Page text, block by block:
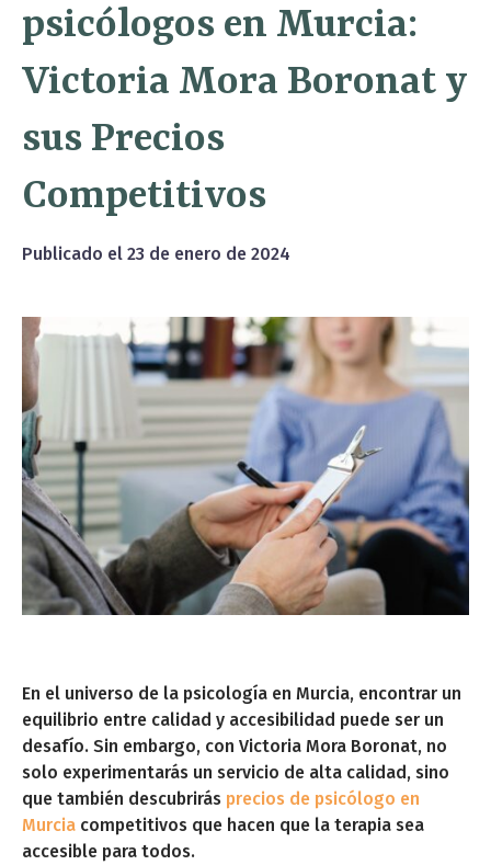
psicólogos en Murcia:
Victoria Mora Boronat y
sus Precios
Competitivos
Publicado el 23 de enero de 2024
En el universo de la psicología en Murcia, encontrar un
equilibrio entre calidad y accesibilidad puede ser un
desafío. Sin embargo, con Victoria Mora Boronat, no
solo experimentarás un servicio de alta calidad, sino
que también descubrirás precios de psicólogo en
Murcia competitivos que hacen que la terapia sea
accesible para todos.